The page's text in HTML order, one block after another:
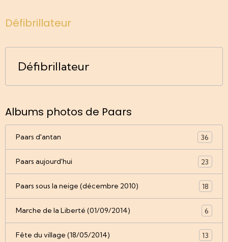
Défibrillateur
Défibrillateur
Albums photos de Paars
Paars d'antan 36
Paars aujourd'hui 23
Paars sous la neige (décembre 2010) 18
Marche de la Liberté (01/09/2014) 6
Fête du village (18/05/2014) 13